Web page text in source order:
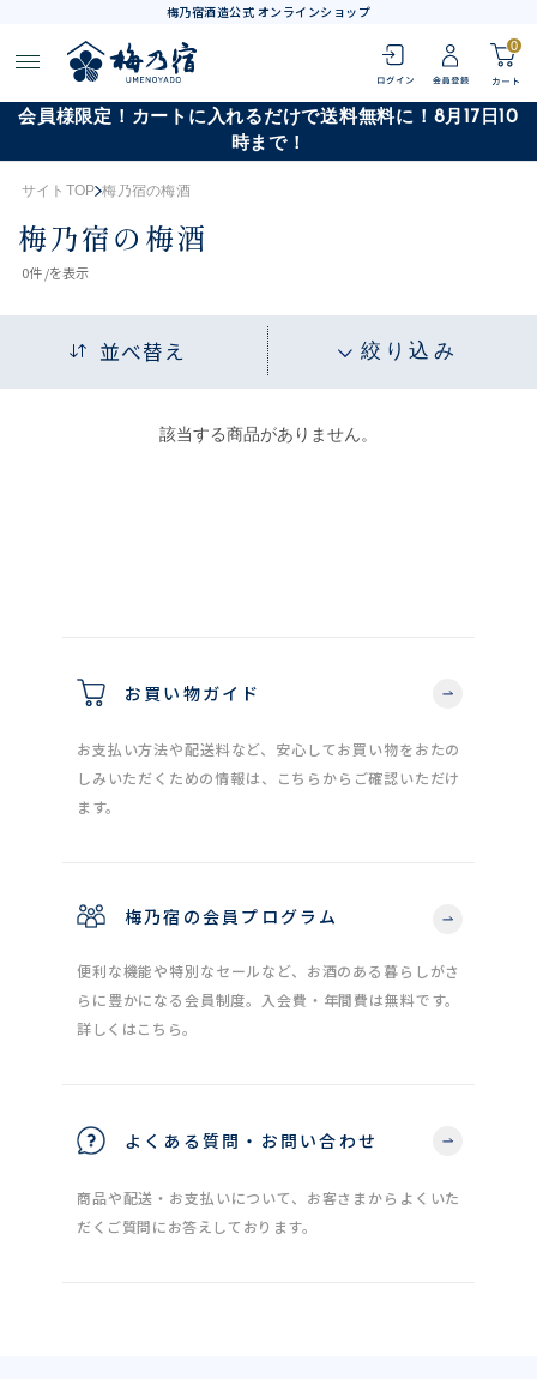
梅乃宿酒造公式 オンラインショップ
0
会員様限定！カートに入れるだけで送料無料に！8月17日10
時まで！
サイトTOP 梅乃宿の梅酒
梅乃宿の梅酒
0件 /を表示
並べ替え 絞り込み
該当する商品がありません。
お買い物ガイド
お支払い方法や配送料など、安心してお買い物をおたの
しみいただくための情報は、こちらからご確認いただけ
ます。
梅乃宿の会員プログラム
便利な機能や特別なセールなど、お酒のある暮らしがさ
らに豊かになる会員制度。入会費・年間費は無料です。
詳しくはこちら。
よくある質問・お問い合わせ
商品や配送・お支払いについて、お客さまからよくいた
だくご質問にお答えしております。